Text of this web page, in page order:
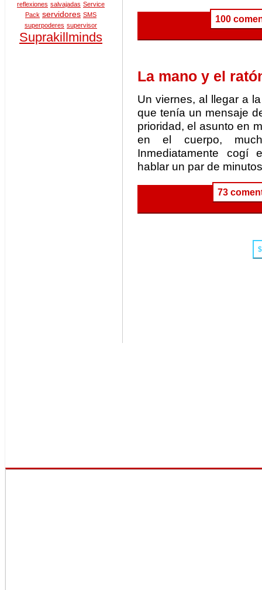
reflexiones salvajadas Service
Pack servidores SMS
superpoderes supervisor
Suprakillminds
100
La mano y el
Un viernes, al llegar a
que tenía un mensaje
prioridad, el asunto en
en el cuerpo,
Inmediatamente cogí
hablar un par de
73